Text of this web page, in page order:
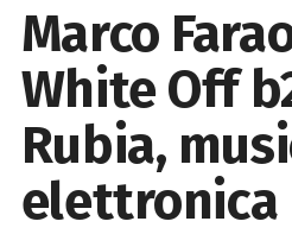
Marco
White Off
Rubia,
elettronica